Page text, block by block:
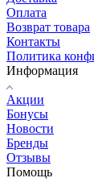
Оплата
Возврат товара
Контакты
Политика
Информация
Акции
Бонусы
Новости
Бренды
Отзывы
Помощь